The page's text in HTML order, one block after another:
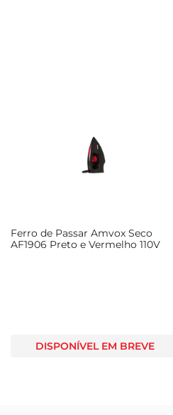
Ferro de Passar Amvox Seco
AF1906 Preto e Vermelho 110V
DISPONÍVEL EM BREVE